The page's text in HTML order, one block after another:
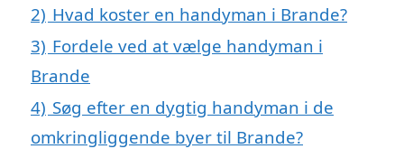
2) Hvad koster en handyman i Brande?
3) Fordele ved at vælge handyman i
Brande
4) Søg efter en dygtig handyman i de
omkringliggende byer til Brande?